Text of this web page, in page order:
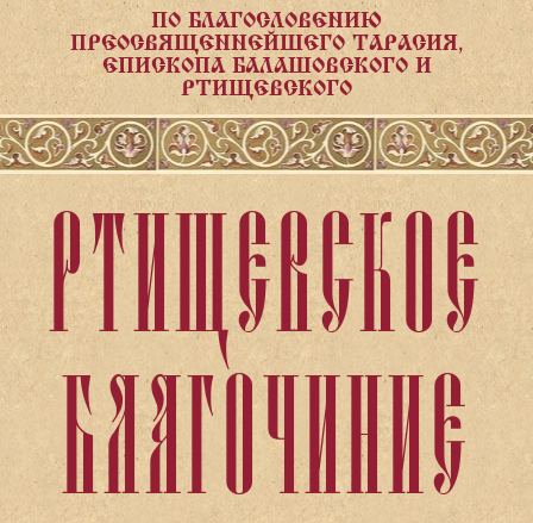
ПО БЛАГОСЛОВЕНИЮ
ПРЕОСВЯЩЕННЕЙШЕГО ТАРАСИЯ,
ЕПИСКОПА БАЛАШОВСКОГО И
РТИЩЕВСКОГО
РТИЩЕВСКОЕ
БЛАГОЧИНИЕ